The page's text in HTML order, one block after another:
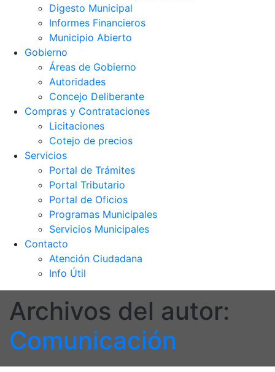
Digesto Municipal
Informes Financieros
Municipio Abierto
Gobierno
Áreas de Gobierno
Autoridades
Concejo Deliberante
Compras y Contrataciones
Licitaciones
Cotejo de precios
Servicios
Portal de Trámites
Portal Tributario
Portal de Oficios
Programas Municipales
Servicios Municipales
Contacto
Atención Ciudadana
Info Útil
Archivos del autor:
Comunicación